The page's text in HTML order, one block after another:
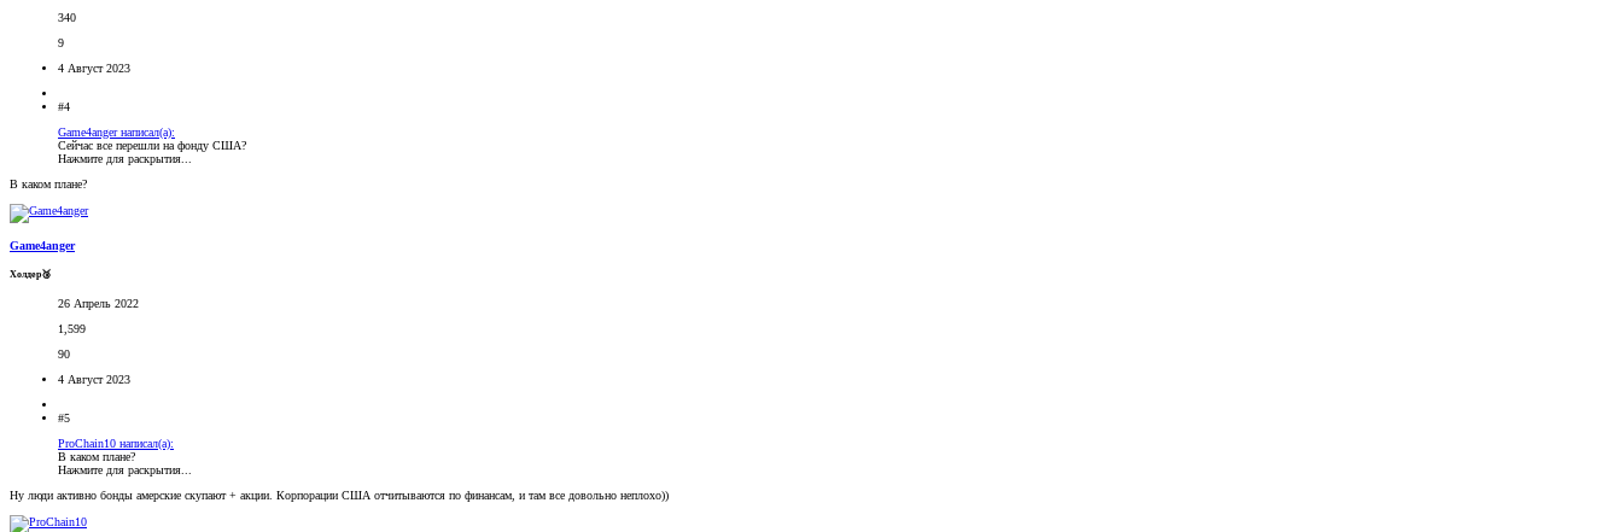
340
9
4 Август 2023
#4
Game4anger написал(а):
Сейчас все перешли на фонду США?
Нажмите для раскрытия...
В каком плане?
Game4anger
Холдер🥉
26 Апрель 2022
1,599
90
4 Август 2023
#5
ProChain10 написал(а):
В каком плане?
Нажмите для раскрытия...
Ну люди активно бонды амерские скупают + акции. Корпорации США отчитываются по финансам, и там все довольно неплохо))